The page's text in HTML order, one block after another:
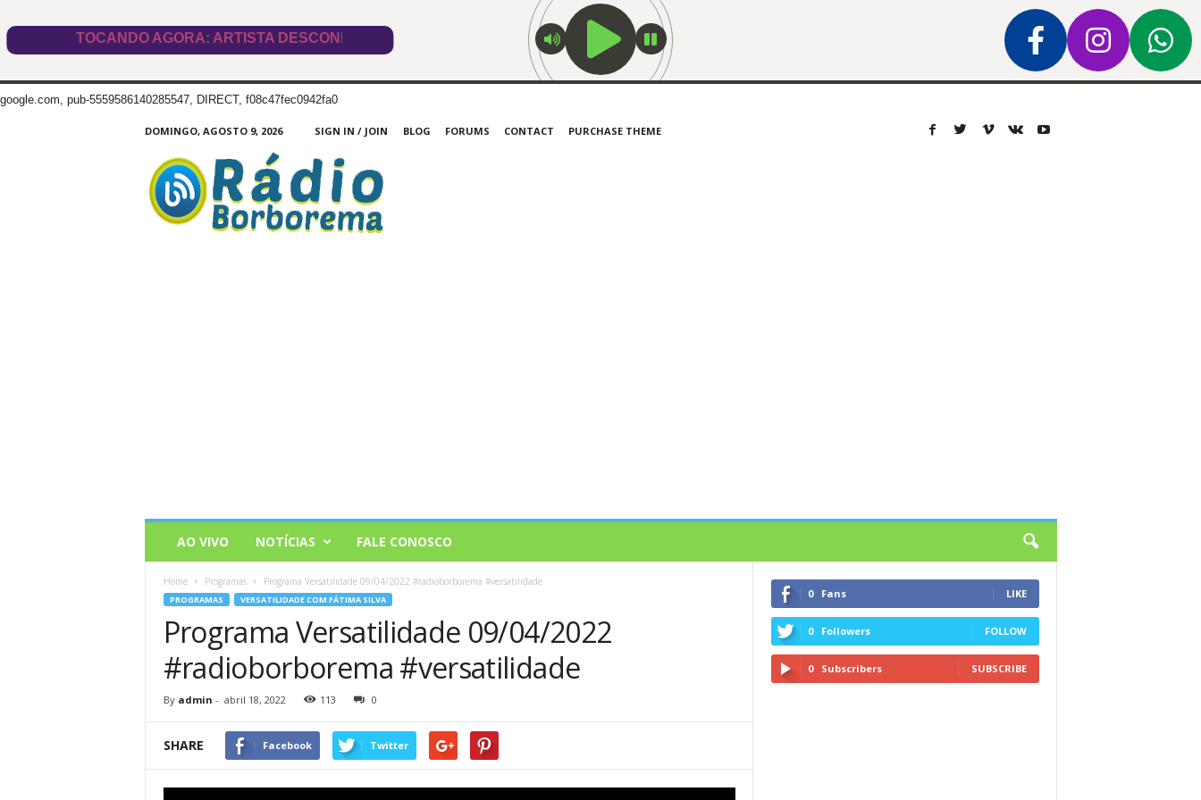
google.com, pub-5559586140285547, DIRECT, f08c47fec0942fa0
DOMINGO, AGOSTO 9, 2026 SIGN IN / JOIN BLOG FORUMS CONTACT
PURCHASE THEME
Borborema
AO VIVO NOTÍCIAS FALE CONOSCO
Home Programas Programa Versatilidade 09/04/2022 #radioborborema #versatilidade
PROGRAMAS VERSATILIDADE COM FÁTIMA SILVA
Programa Versatilidade 09/04/2022
#radioborborema #versatilidade
By admin - abril 18, 2022 113 0
SHARE Facebook Twitter
0 Fans LIKE
0 Followers FOLLOW
0 Subscribers SUBSCRIBE